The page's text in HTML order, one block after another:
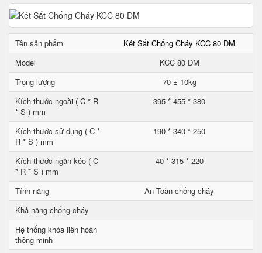
Tên sản phẩm
Két Sắt Chống Cháy KCC 80 DM
Model
KCC 80 DM
Trọng lượng
70 ± 10kg
Kích thước ngoài ( C * R
* S ) mm
395 * 455 * 380
Kích thước sử dụng ( C *
R * S ) mm
190 * 340 * 250
Kích thước ngăn kéo ( C
* R * S ) mm
40 * 315 * 220
Tính năng
An Toàn chống cháy
Khả năng chống cháy
Hệ thống khóa liên hoàn
thông minh